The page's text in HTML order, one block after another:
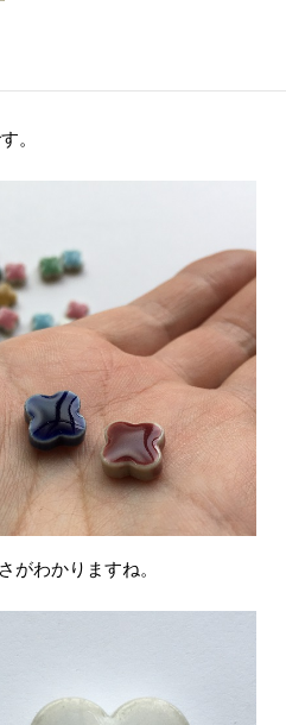
。
がわかりますね。